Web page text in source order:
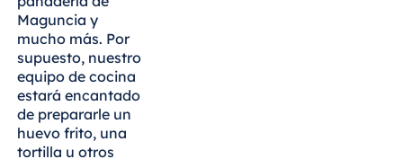
Italia
Resort Calabria
Maguncia y
mucho más. Por
supuesto, nuestro
equipo de cocina
estará encantado
de prepararle un
huevo frito, una
tortilla u otros